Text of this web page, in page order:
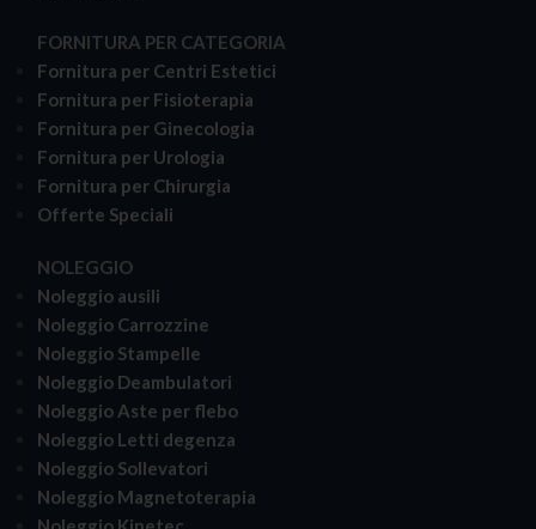
FORNITURA PER CATEGORIA
Fornitura per Centri Estetici
Fornitura per Fisioterapia
Fornitura per Ginecologia
Fornitura per Urologia
Fornitura per Chirurgia
Offerte Speciali
NOLEGGIO
Noleggio ausili
Noleggio Carrozzine
Noleggio Stampelle
Noleggio Deambulatori
Noleggio Aste per flebo
Noleggio Letti degenza
Noleggio Sollevatori
Noleggio Magnetoterapia